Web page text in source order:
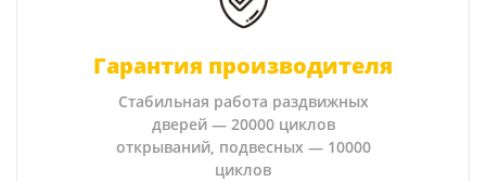
Гарантия производителя
Стабильная работа раздвижных
дверей — 20000 циклов
открываний, подвесных — 10000
циклов